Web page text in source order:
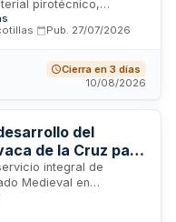
de Las Torres
pirotécnico,
completa
artificiales. El evento
La adjudicataria será
materiales explosivos
asegurando el
de seguridad
Pub. 27/07/2026
Cierra en 3 días
10/08/2026
del
de la Cruz para
integral de
Medieval en
será
y ejecución de